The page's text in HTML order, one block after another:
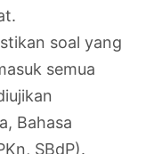
soal yang
semua
Bahasa
SBdP).